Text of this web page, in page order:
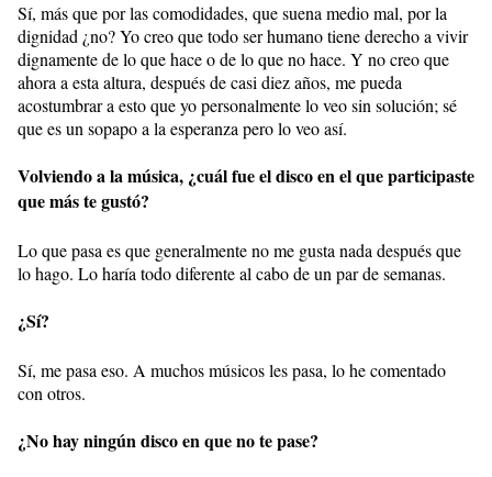
Sí, más que por las comodidades, que suena medio mal, por la
dignidad ¿no? Yo creo que todo ser humano tiene derecho a vivir
dignamente de lo que hace o de lo que no hace. Y no creo que
ahora a esta altura, después de casi diez años, me pueda
acostumbrar a esto que yo personalmente lo veo sin solución; sé
que es un sopapo a la esperanza pero lo veo así.
Volviendo a la música, ¿cuál fue el disco en el que participaste
que más te gustó?
Lo que pasa es que generalmente no me gusta nada después que
lo hago. Lo haría todo diferente al cabo de un par de semanas.
¿Sí?
Sí, me pasa eso. A muchos músicos les pasa, lo he comentado
con otros.
¿No hay ningún disco en que no te pase?